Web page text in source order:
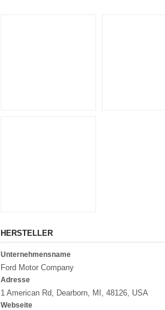
HERSTELLER
Unternehmensname
Ford Motor Company
Adresse
1 American Rd, Dearborn, MI, 48126, USA
Webseite